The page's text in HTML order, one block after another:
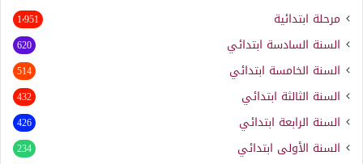
مرحلة ابتدائية 1٬951
السنة السادسة ابتدائي 620
السنة الخامسة ابتدائي 514
السنة الثالثة ابتدائي 432
السنة الرابعة ابتدائي 426
السنة الأولى ابتدائي 234